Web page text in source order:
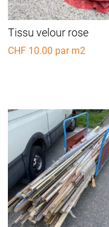
Tissu velour rose
CHF 10.00 par m2